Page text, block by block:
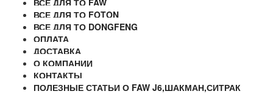
ВСЕ ДЛЯ ТО FAW
ВСЕ ДЛЯ ТО FOTON
ВСЕ ДЛЯ ТО DONGFENG
ОПЛАТА
ДОСТАВКА
О КОМПАНИИ
КОНТАКТЫ
ПОЛЕЗНЫЕ СТАТЬИ О FAW J6,ШАКМАН,СИТРАК